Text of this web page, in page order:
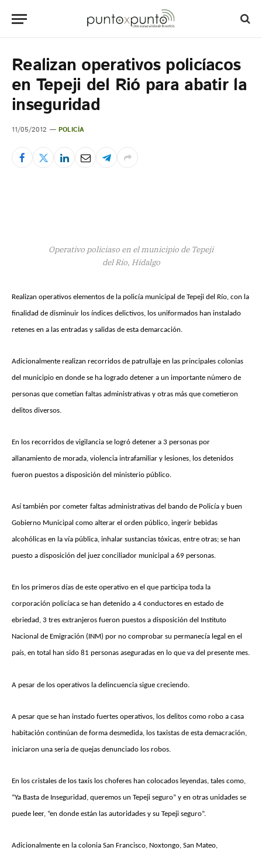
Realizan operativos policíacos
en Tepeji del Rió para abatir la
inseguridad
11/05/2012 POLICÍA
Operativo policiaso en el municipio de Tepeji
del Río, Hidalgo
Realizan operativos elementos de la policía municipal de Tepeji del Río, con la
finalidad de disminuir los índices delictivos, los uniformados han instalado
retenes en a las entradas y salidas de esta demarcación.
Adicionalmente realizan recorridos de patrullaje en las principales colonias
del municipio en donde se ha logrado detener a un importante número de
personas que cometían faltas administrativas y otras más que cometieron
delitos diversos.
En los recorridos de vigilancia se logró detener a 3 personas por
allanamiento de morada, violencia intrafamiliar y lesiones, los detenidos
fueron puestos a disposición del ministerio público.
Así también por cometer faltas administrativas del bando de Policía y buen
Gobierno Municipal como alterar el orden público, ingerir bebidas
alcohólicas en la vía pública, inhalar sustancias tóxicas, entre otras; se han
puesto a disposición del juez conciliador municipal a 69 personas.
En los primeros días de este operativo en el que participa toda la
corporación policíaca se han detenido a 4 conductores en estado de
ebriedad, 3 tres extranjeros fueron puestos a disposición del Instituto
Nacional de Emigración (INM) por no comprobar su permanecía legal en el
país, en total han sido 81 personas aseguradas en lo que va del presente mes.
A pesar de los operativos la delincuencia sigue creciendo.
A pesar que se han instado fuertes operativos, los delitos como robo a casa
habitación continúan de forma desmedida, los taxistas de esta demacración,
iniciaron una seria de quejas denunciado los robos.
En los cristales de los taxis los choferes han colocados leyendas, tales como,
“Ya Basta de Inseguridad, queremos un Tepeji seguro” y en otras unidades se
puede leer, “en donde están las autoridades y su Tepeji seguro”.
Adicionalmente en la colonia San Francisco, Noxtongo, San Mateo,